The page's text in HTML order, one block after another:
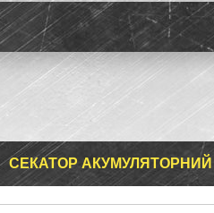
СЕКАТОР АКУМУЛЯТОРНИЙ